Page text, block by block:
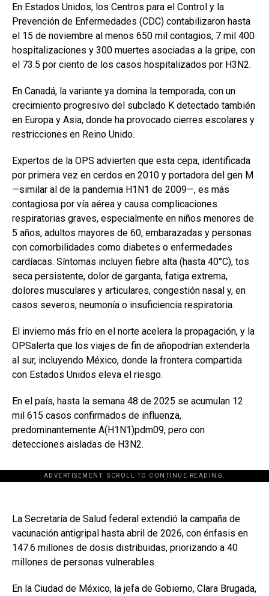
En Estados Unidos, los Centros para el Control y la
Prevención de Enfermedades (CDC) contabilizaron hasta
el 15 de noviembre al menos 650 mil contagios, 7 mil 400
hospitalizaciones y 300 muertes asociadas a la gripe, con
el 73.5 por ciento de los casos hospitalizados por H3N2.
En Canadá, la variante ya domina la temporada, con un
crecimiento progresivo del subclado K detectado también
en Europa y Asia, donde ha provocado cierres escolares y
restricciones en Reino Unido.
Expertos de la OPS advierten que esta cepa, identificada
por primera vez en cerdos en 2010 y portadora del gen M
—similar al de la pandemia H1N1 de 2009—, es más
contagiosa por vía aérea y causa complicaciones
respiratorias graves, especialmente en niños menores de
5 años, adultos mayores de 60, embarazadas y personas
con comorbilidades como diabetes o enfermedades
cardíacas. Síntomas incluyen fiebre alta (hasta 40°C), tos
seca persistente, dolor de garganta, fatiga extrema,
dolores musculares y articulares, congestión nasal y, en
casos severos, neumonía o insuficiencia respiratoria.
El invierno más frío en el norte acelera la propagación, y la
OPSalerta que los viajes de fin de añopodrían extenderla
al sur, incluyendo México, donde la frontera compartida
con Estados Unidos eleva el riesgo.
En el país, hasta la semana 48 de 2025 se acumulan 12
mil 615 casos confirmados de influenza,
predominantemente A(H1N1)pdm09, pero con
detecciones aisladas de H3N2.
ADVERTISEMENT. SCROLL TO CONTINUE READING.
La Secretaría de Salud federal extendió la campaña de
vacunación antigripal hasta abril de 2026, con énfasis en
147.6 millones de dosis distribuidas, priorizando a 40
millones de personas vulnerables.
En la Ciudad de México, la jefa de Gobierno, Clara Brugada,